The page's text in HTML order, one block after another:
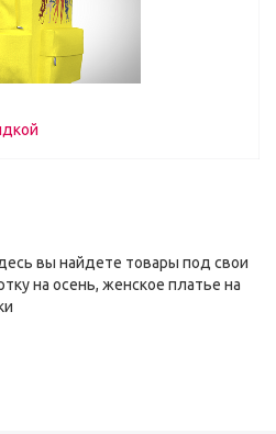
вы найдете товары под свои
на осень, женское платье на